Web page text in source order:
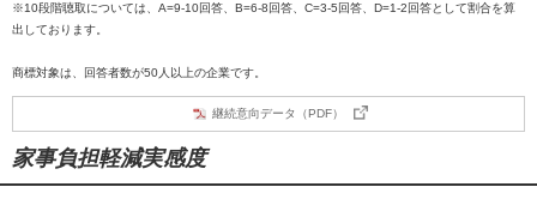
※10段階聴取については、A=9-10回答、B=6-8回答、C=3-5回答、D=1-2回答として割合を算
出しております。
商標対象は、回答者数が50人以上の企業です。
継続意向データ（PDF）
家事負担軽減実感度